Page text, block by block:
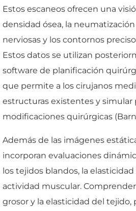
Estos escaneos ofrecen una
densidad ósea, la neumatización
nerviosas y los contornos
Estos datos se utilizan
software de planificación
que permite a los cirujanos
estructuras existentes y simular
modificaciones quirúrgicas
Además de las imágenes
incorporan evaluaciones
los tejidos blandos, la elasticidad
actividad muscular.
grosor y la elasticidad del tejido,